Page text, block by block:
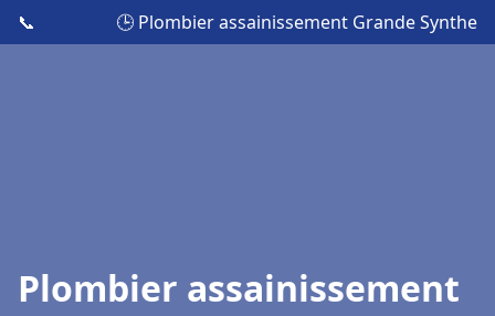
📞 🕒 Plombier assainissement Grande Synthe
Plombier assainissement